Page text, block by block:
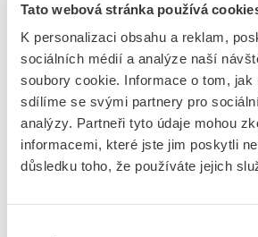
Tato webová stránka používá
K personalizaci obsahu a reklam,
sociálních médií a analýze naší
soubory cookie. Informace o tom, jak
sdílíme se svými partnery pro
analýzy. Partneři tyto údaje mohou
informacemi, které jste jim poskytli
důsledku toho, že používáte jejich